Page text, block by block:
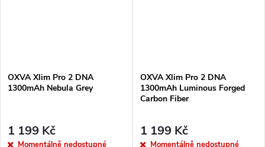
OXVA Xlim Pro 2 DNA
1300mAh Nebula Grey
1 199 Kč
Momentálně nedostupné
OXVA Xlim Pro 2 DNA
1300mAh Luminous Forged
Carbon Fiber
1 199 Kč
Momentálně nedostupné